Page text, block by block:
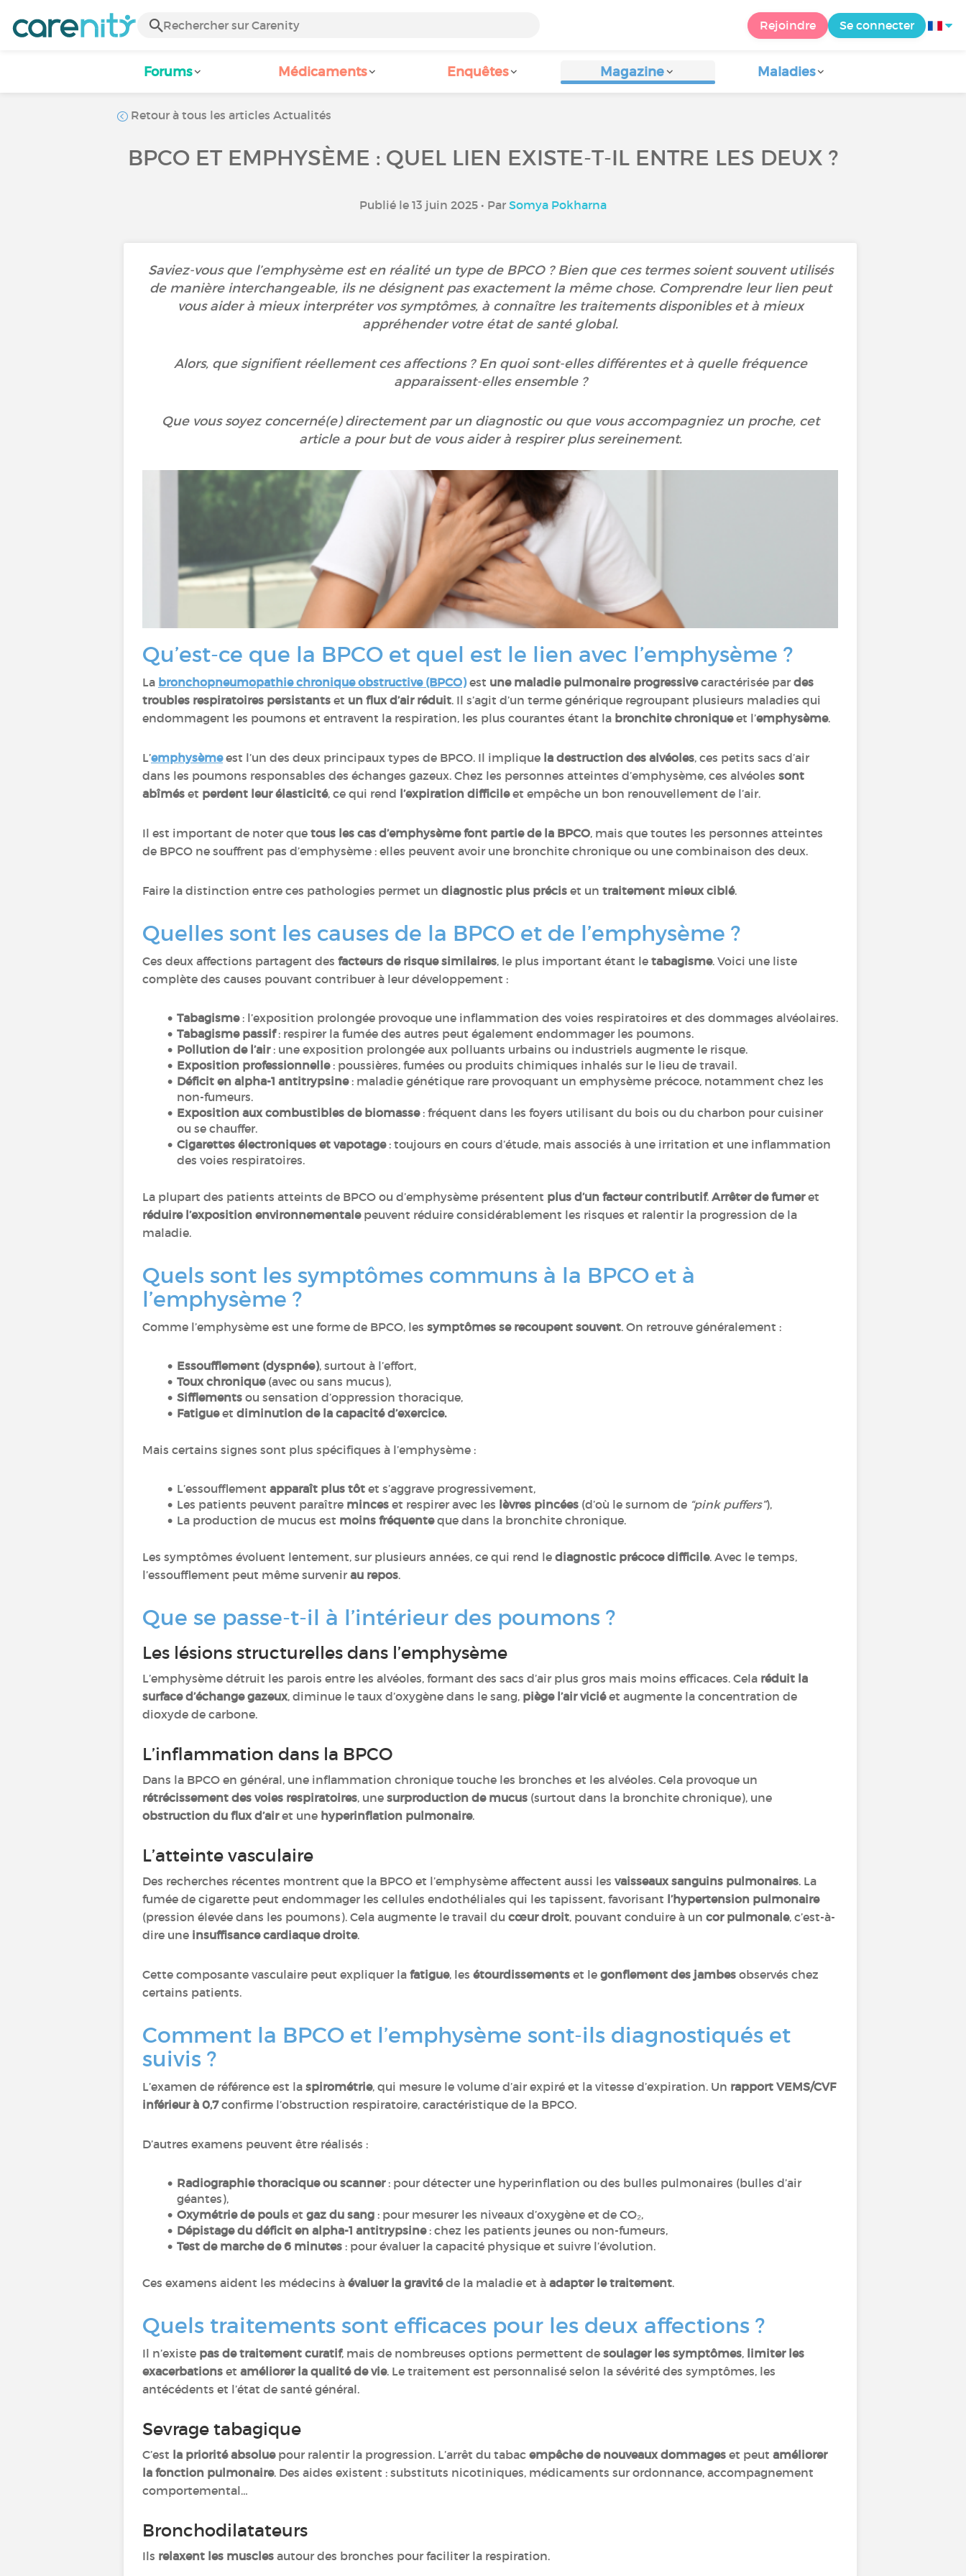
Rejoindre Se connecter
Forums Médicaments Enquêtes Magazine Maladies
Retour à tous les articles Actualités
BPCO ET EMPHYSÈME : QUEL LIEN EXISTE-T-IL ENTRE LES DEUX ?
Publié le 13 juin 2025 • Par Somya Pokharna
Saviez-vous que l’emphysème est en réalité un type de BPCO ? Bien que ces termes soient souvent utilisés
de manière interchangeable, ils ne désignent pas exactement la même chose. Comprendre leur lien peut
vous aider à mieux interpréter vos symptômes, à connaître les traitements disponibles et à mieux
appréhender votre état de santé global.
Alors, que signifient réellement ces affections ? En quoi sont-elles différentes et à quelle fréquence
apparaissent-elles ensemble ?
Que vous soyez concerné(e) directement par un diagnostic ou que vous accompagniez un proche, cet
article a pour but de vous aider à respirer plus sereinement.
Qu’est-ce que la BPCO et quel est le lien avec l’emphysème ?
La bronchopneumopathie chronique obstructive (BPCO)est une maladie pulmonaire progressivecaractérisée par des
troubles respiratoires persistants et un flux d’air réduit. Il s’agit d’un terme générique regroupant plusieurs maladies qui
endommagent les poumons et entravent la respiration, les plus courantes étant la bronchite chroniqueet l’emphysème.
L’emphysèmeest l’un des deux principaux types de BPCO. Il implique la destruction des alvéoles, ces petits sacs d’air
dans les poumons responsables des échanges gazeux. Chez les personnes atteintes d’emphysème, ces alvéoles sont
abîmés et perdent leur élasticité, ce qui rend l’expiration difficileet empêche un bon renouvellement de l’air.
Il est important de noter que tous les cas d’emphysème font partie de la BPCO, mais que toutes les personnes atteintes
de BPCO ne souffrent pas d’emphysème : elles peuvent avoir une bronchite chronique ou une combinaison des deux.
Faire la distinction entre ces pathologies permet un diagnostic plus précis et un traitement mieux ciblé.
Quelles sont les causes de la BPCO et de l’emphysème ?
Ces deux affections partagent des facteurs de risque similaires, le plus important étant le tabagisme. Voici une liste
complète des causes pouvant contribuer à leur développement :
Tabagisme: l’exposition prolongée provoque une inflammation des voies respiratoires et des dommages alvéolaires.
Tabagisme passif: respirer la fumée des autres peut également endommager les poumons.
Pollution de l’air: une exposition prolongée aux polluants urbains ou industriels augmente le risque.
Exposition professionnelle: poussières, fumées ou produits chimiques inhalés sur le lieu de travail.
Déficit en alpha-1 antitrypsine: maladie génétique rare provoquant un emphysème précoce, notamment chez les
non-fumeurs.
Exposition aux combustibles de biomasse: fréquent dans les foyers utilisant du bois ou du charbon pour cuisiner
ou se chauffer.
Cigarettes électroniques et vapotage: toujours en cours d’étude, mais associés à une irritation et une inflammation
des voies respiratoires.
La plupart des patients atteints de BPCO ou d’emphysème présentent plus d’un facteur contributif. Arrêter de fumeret
réduire l’exposition environnementalepeuvent réduire considérablement les risques et ralentir la progression de la
maladie.
Quels sont les symptômes communs à la BPCO et à
l’emphysème ?
Comme l’emphysème est une forme de BPCO, les symptômes se recoupent souvent. On retrouve généralement :
Essoufflement (dyspnée), surtout à l’effort,
Toux chronique(avec ou sans mucus),
Sifflementsou sensation d’oppression thoracique,
Fatigueet diminution de la capacité d’exercice.
Mais certains signes sont plus spécifiques à l’emphysème :
L’essoufflement apparaît plus tôtet s’aggrave progressivement,
Les patients peuvent paraître minceset respirer avec les lèvres pincées(d’où le surnom de “pink puffers”),
La production de mucus est moins fréquenteque dans la bronchite chronique.
Les symptômes évoluent lentement, sur plusieurs années, ce qui rend le diagnostic précoce difficile. Avec le temps,
l’essoufflement peut même survenir au repos.
Que se passe-t-il à l’intérieur des poumons ?
Les lésions structurelles dans l’emphysème
L’emphysème détruit les parois entre les alvéoles, formant des sacs d’air plus gros mais moins efficaces. Cela réduit la
surface d’échange gazeux, diminue le taux d’oxygène dans le sang, piège l’air viciéet augmente la concentration de
dioxyde de carbone.
L’inflammation dans la BPCO
Dans la BPCO en général, une inflammation chronique touche les bronches et les alvéoles. Cela provoque un
rétrécissement des voies respiratoires, une surproduction de mucus (surtout dans la bronchite chronique), une
obstruction du flux d’airet une hyperinflation pulmonaire.
L’atteinte vasculaire
Des recherches récentes montrent que la BPCO et l’emphysème affectent aussi les vaisseaux sanguins pulmonaires. La
fumée de cigarette peut endommager les cellules endothéliales qui les tapissent, favorisant l’hypertension pulmonaire
(pression élevée dans les poumons). Cela augmente le travail du cœur droit, pouvant conduire à un cor pulmonale, c’est-à-
dire une insuffisance cardiaque droite.
Cette composante vasculaire peut expliquer la fatigue, les étourdissements et le gonflement des jambes observés chez
certains patients.
Comment la BPCO et l’emphysème sont-ils diagnostiqués et
suivis ?
L’examen de référence est la spirométrie, qui mesure le volume d’air expiré et la vitesse d’expiration. Un rapport VEMS/CVF
inférieur à 0,7confirme l’obstruction respiratoire, caractéristique de la BPCO.
D’autres examens peuvent être réalisés :
Radiographie thoracique ou scanner: pour détecter une hyperinflation ou des bulles pulmonaires (bulles d’air
géantes),
Oxymétrie de poulset gaz du sang: pour mesurer les niveaux d’oxygène et de CO₂,
Dépistage du déficit en alpha-1 antitrypsine: chez les patients jeunes ou non-fumeurs,
Test de marche de 6 minutes: pour évaluer la capacité physique et suivre l’évolution.
Ces examens aident les médecins à évaluer la gravitéde la maladie et à adapter le traitement.
Quels traitements sont efficaces pour les deux affections ?
Il n’existe pas de traitement curatif, mais de nombreuses options permettent de soulager les symptômes, limiter les
exacerbations et améliorer la qualité de vie. Le traitement est personnalisé selon la sévérité des symptômes, les
antécédents et l’état de santé général.
Sevrage tabagique
C’est la priorité absoluepour ralentir la progression. L’arrêt du tabac empêche de nouveaux dommages et peut améliorer
la fonction pulmonaire. Des aides existent : substituts nicotiniques, médicaments sur ordonnance, accompagnement
comportemental…
Bronchodilatateurs
Ils relaxent les muscles autour des bronches pour faciliter la respiration.